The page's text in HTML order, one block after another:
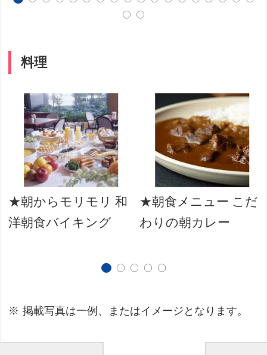
料理
★朝からモリモリ 和
洋朝食バイキング
★朝食メニュー こだ
わりの朝カレー
掲載写真は一例、またはイメージとなります。